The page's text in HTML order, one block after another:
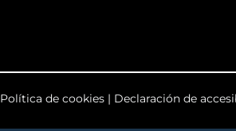
Política de cookies| Declaración de